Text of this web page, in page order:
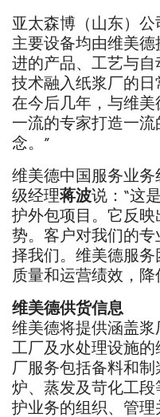
亚太森博（山东）
主要设备均由维美
进的产品、工艺与
技术融入纸浆厂的
在今后几年，与维美
一流的专家打造一
念。”
维美德中国服务业
级经理蒋波说：“这
护外包项目。它反
势。客户对我们的
择我们。维美德服
质量和运营绩效，
维美德供货信息
维美德将提供涵盖
工厂及水处理设施
厂服务包括备料和
炉、蒸发及苛化工
护业务的组织、管理